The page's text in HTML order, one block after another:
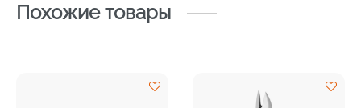
Похожие товары